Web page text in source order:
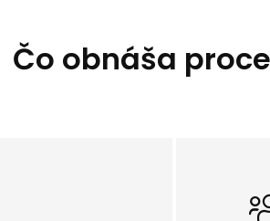
Čo obnáša